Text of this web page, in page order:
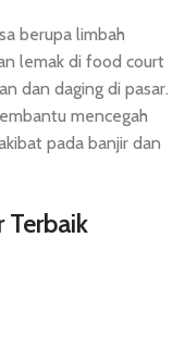
berupa limbah
lemak di food court
dan daging di pasar.
mencegah
pada banjir dan
Terbaik